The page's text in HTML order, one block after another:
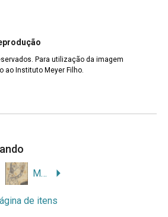
Para utilização da imagem
ao Instituto Meyer Filho.
MF.00600
de itens